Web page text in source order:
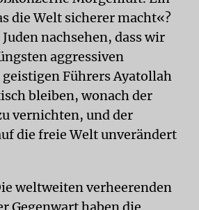
die Welt sicherer macht«?
nachsehen, dass wir
aggressiven
geistigen Führers Ayatollah
bleiben, wonach der
vernichten, und der
die freie Welt unverändert
weltweiten verheerenden
Gegenwart haben die